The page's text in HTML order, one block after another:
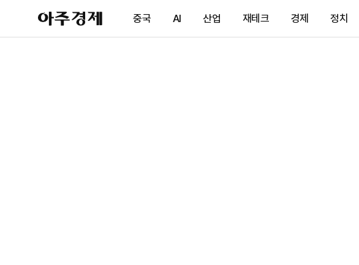
아
주
제
중국 AI 산업 재테크 경제 정치